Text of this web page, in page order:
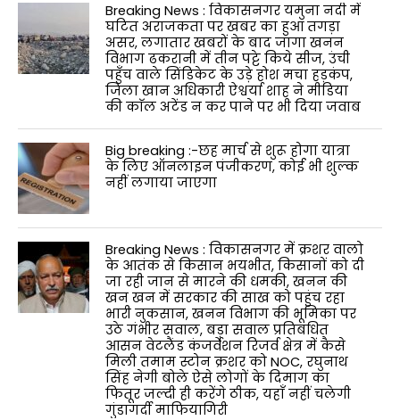
Breaking News : विकासनगर यमुना नदी में
घटित अराजकता पर खबर का हुआ तगड़ा
असर, लगातार खबरों के बाद जागा खनन
विभाग ढकरानी में तीन पट्टे किये सीज, उंची
पहुँच वाले सिंडिकेट के उड़े होश मचा हड़कंप,
जिला खान अधिकारी ऐश्वर्या शाह ने मीडिया
की काॅल अटेंड न कर पाने पर भी दिया जवाब
Big breaking :-छह मार्च से शुरू होगा यात्रा
के लिए ऑनलाइन पंजीकरण, कोई भी शुल्क
नहीं लगाया जाएगा
Breaking News : विकासनगर में क्रशर वालो
के आतंक से किसान भयभीत, किसानों को दी
जा रही जान से मारने की धमकी, खनन की
खन खन में सरकार की साख को पहुंच रहा
भारी नुकसान, खनन विभाग की भूमिका पर
उठे गंभीर सवाल, बड़ा सवाल प्रतिबंधित
आसन वेटलैंड कंजर्वेशन रिजर्व क्षेत्र में कैसे
मिली तमाम स्टोन क्रशर को NOC, रघुनाथ
सिंह नेगी बोले ऐसे लोगों के दिमाग का
फितूर जल्दी ही करेंगे ठीक, यहाँ नहीं चलेगी
गुंडागर्दी माफियागिरी